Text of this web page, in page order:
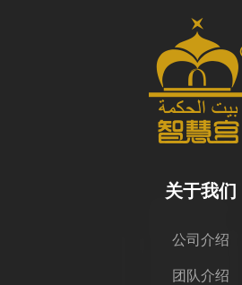
关于我们
公司介绍
团队介绍